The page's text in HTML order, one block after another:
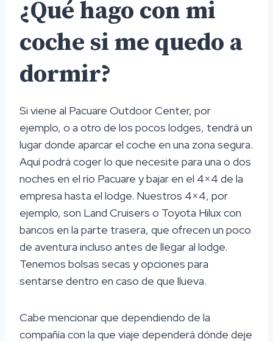
¿Qué hago con mi
coche si me quedo a
dormir?
Si viene al Pacuare Outdoor Center, por
ejemplo, o a otro de los pocos lodges, tendrá un
lugar donde aparcar el coche en una zona segura.
Aquí podrá coger lo que necesite para una o dos
noches en el río Pacuare y bajar en el 4×4 de la
empresa hasta el lodge. Nuestros 4×4, por
ejemplo, son Land Cruisers o Toyota Hilux con
bancos en la parte trasera, que ofrecen un poco
de aventura incluso antes de llegar al lodge.
Tenemos bolsas secas y opciones para
sentarse dentro en caso de que llueva.
Cabe mencionar que dependiendo de la
compañía con la que viaje dependerá dónde deje